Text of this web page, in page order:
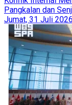
Pangkalan dan
Jumat, 31 Juli 2026